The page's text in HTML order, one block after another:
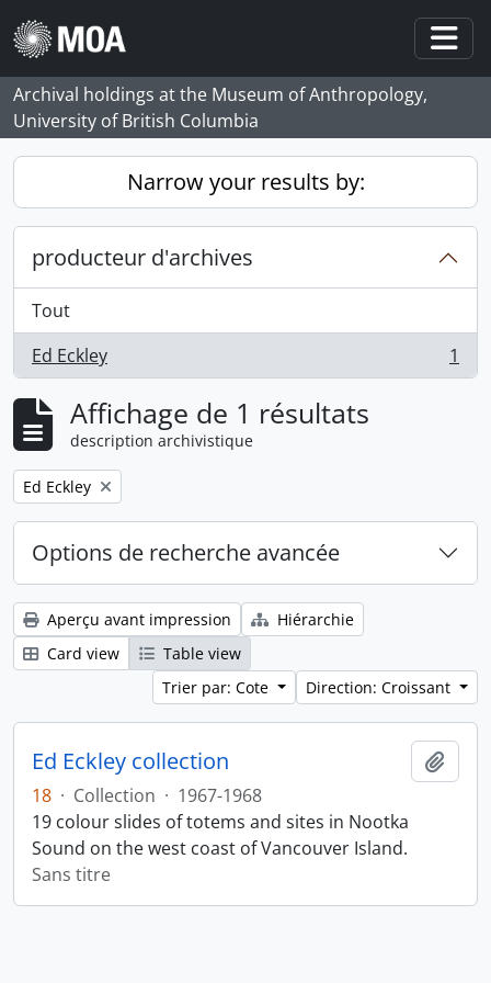
Skip to main content
Archival holdings at the Museum of Anthropology,
University of British Columbia
Narrow your results by:
producteur d'archives
Tout
Ed Eckley
, 1 résultats 1
Affichage de 1 résultats
description archivistique
Remove filter:
Ed Eckley
Options de recherche avancée
Aperçu avant impression
Hiérarchie
Card view
Table view
Trier par: Cote
Direction: Croissant
Ed Eckley collection
18 · Collection · 1967-1968
19 colour slides of totems and sites in Nootka
Sound on the west coast of Vancouver Island.
Sans titre